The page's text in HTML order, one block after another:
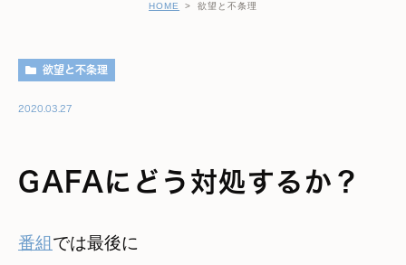
HOME 欲望と不条理
欲望と不条理
2020.03.27
GAFAにどう対処するか？
番組 では最後に